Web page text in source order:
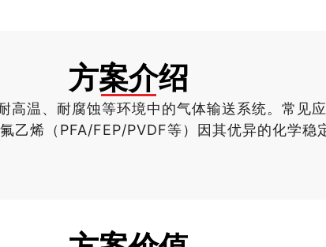
方案介绍
温、耐腐蚀等环境中的气体输送系统。常见
烯（PFA/FEP/PVDF等）因其优异的化学稳